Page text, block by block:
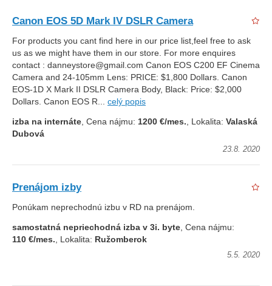
Canon EOS 5D Mark IV DSLR Camera
For products you cant find here in our price list,feel free to ask
us as we might have them in our store. For more enquires
contact : danneystore@gmail.com Canon EOS C200 EF Cinema
Camera and 24-105mm Lens: PRICE: $1,800 Dollars. Canon
EOS-1D X Mark II DSLR Camera Body, Black: Price: $2,000
Dollars. Canon EOS R... celý popis
izba na internáte, Cena nájmu: 1200 €/mes., Lokalita: Valaská
Dubová
23.8. 2020
Prenájom izby
Ponúkam neprechodnú izbu v RD na prenájom.
samostatná nepriechodná izba v 3i. byte, Cena nájmu:
110 €/mes., Lokalita: Ružomberok
5.5. 2020